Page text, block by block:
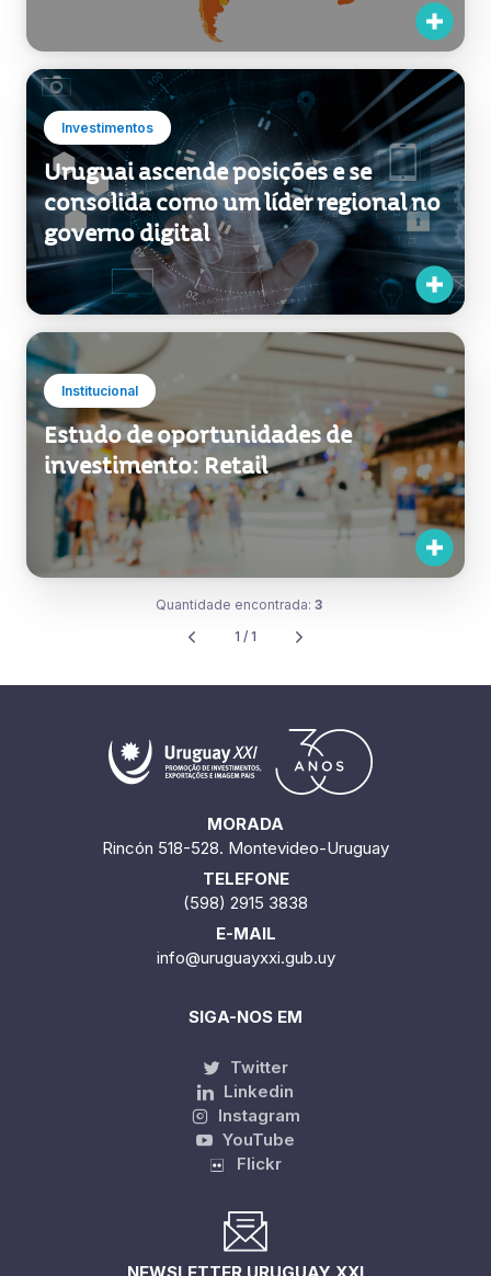
Investimentos
Uruguai ascende posições e se
consolida como um líder regional no
governo digital
Institucional
Estudo de oportunidades de
investimento: Retail
Quantidade encontrada: 3
1 / 1
MORADA
Rincón 518-528. Montevideo-Uruguay
TELEFONE
(598) 2915 3838
E-MAIL
info@uruguayxxi.gub.uy
SIGA-NOS EM
Twitter
Linkedin
Instagram
YouTube
Flickr